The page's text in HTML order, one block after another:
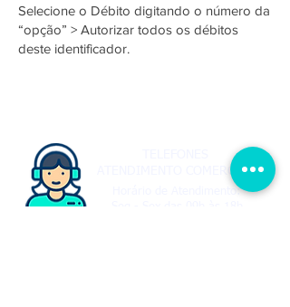
Selecione o Débito digitando o número da
“opção” > Autorizar todos os débitos
deste identificador.
ATENDIMENTO COMERCIAL
Horário de Atendimento: